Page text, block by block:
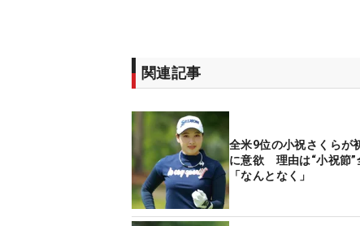
関連記事
全米9位の小祝さくらが
に意欲 理由は“小祝節”
「なんとなく」